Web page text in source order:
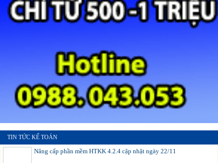
TIN TỨC KẾ TOÁN
Nâng cấp phần mềm HTKK 4.2.4 cập nhật ngày 22/11